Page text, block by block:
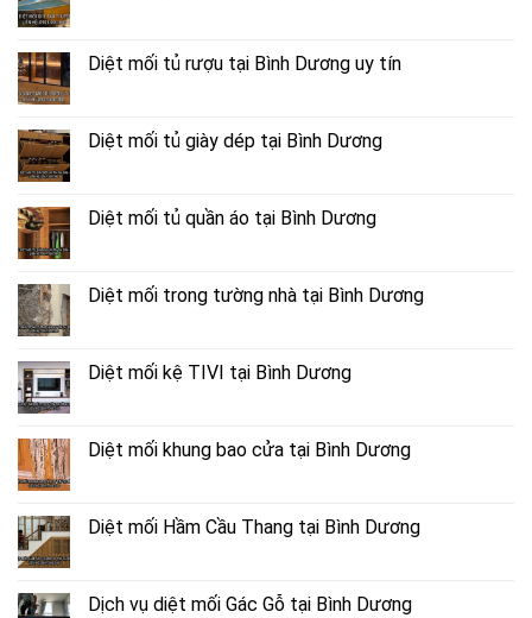
Diệt mối tủ rượu tại Bình Dương uy tín
Diệt mối tủ giày dép tại Bình Dương
Diệt mối tủ quần áo tại Bình Dương
Diệt mối trong tường nhà tại Bình Dương
Diệt mối kệ TIVI tại Bình Dương
Diệt mối khung bao cửa tại Bình Dương
Diệt mối Hầm Cầu Thang tại Bình Dương
Dịch vụ diệt mối Gác Gỗ tại Bình Dương